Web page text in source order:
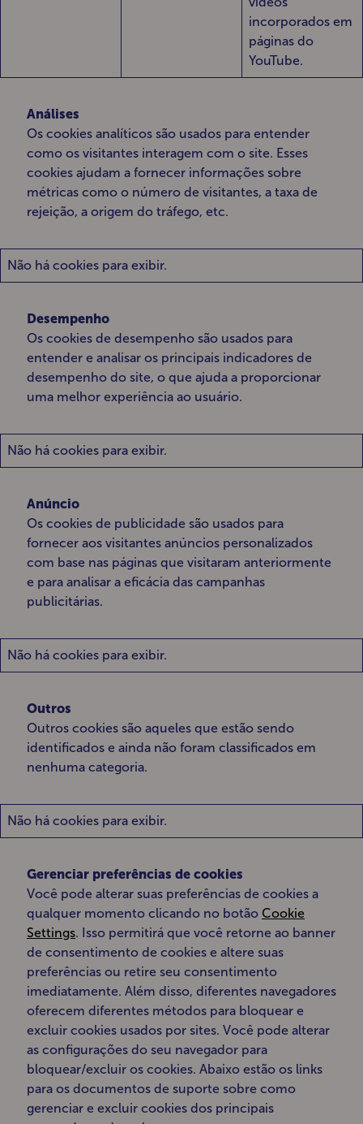
incorporados em
páginas do
YouTube.
Análises
Os cookies analíticos são usados ​​para entender
como os visitantes interagem com o site. Esses
cookies ajudam a fornecer informações sobre
métricas como o número de visitantes, a taxa de
rejeição, a origem do tráfego, etc.
Não há cookies para exibir.
Desempenho
Os cookies de desempenho são usados ​​para
entender e analisar os principais indicadores de
desempenho do site, o que ajuda a proporcionar
uma melhor experiência ao usuário.
Não há cookies para exibir.
Anúncio
Os cookies de publicidade são usados ​​para
fornecer aos visitantes anúncios personalizados
com base nas páginas que visitaram anteriormente
e para analisar a eficácia das campanhas
publicitárias.
Não há cookies para exibir.
Outros
Outros cookies são aqueles que estão sendo
identificados e ainda não foram classificados em
nenhuma categoria.
Não há cookies para exibir.
Gerenciar preferências de cookies
Você pode alterar suas preferências de cookies a
qualquer momento clicando no botão Cookie
Settings. Isso permitirá que você retorne ao banner
de consentimento de cookies e altere suas
preferências ou retire seu consentimento
imediatamente. Além disso, diferentes navegadores
oferecem diferentes métodos para bloquear e
excluir cookies usados ​​por sites. Você pode alterar
as configurações do seu navegador para
bloquear/excluir os cookies. Abaixo estão os links
para os documentos de suporte sobre como
gerenciar e excluir cookies dos principais